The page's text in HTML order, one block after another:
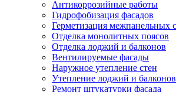
Антикоррозийные работы
Гидрофобизация фасадов
Герметизация межпанельных
Отделка монолитных поясов
Отделка лоджий и балконов
Вентилируемые фасады
Наружное утепление стен
Утепление лоджий и балконов
Ремонт штукатурки фасада